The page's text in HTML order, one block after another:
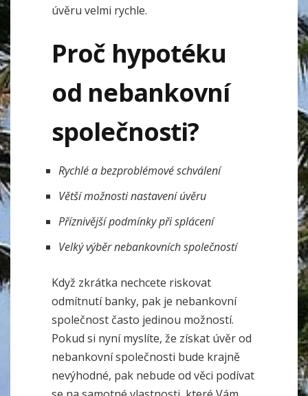
úvěru velmi rychle.
Proč hypotéku
od nebankovní
společnosti?
Rychlé a bezproblémové schválení
Větší možnosti nastavení úvěru
Příznivější podmínky při splácení
Velký výběr nebankovních společností
Když zkrátka nechcete riskovat
odmítnutí banky, pak je nebankovní
společnost často jedinou možností.
Pokud si nyní myslíte, že získat úvěr od
nebankovní společnosti bude krajně
nevýhodné, pak nebude od věci podívat